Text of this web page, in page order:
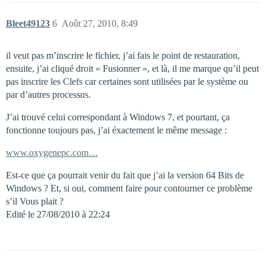
Bleet49123 Août 27, 2010, 8:49
6
il veut pas m’inscrire le fichier, j’ai fais le point de restauration,
ensuite, j’ai cliqué droit « Fusionner », et là, il me marque qu’il peut
pas inscrire les Clefs car certaines sont utilisées par le système ou
par d’autres processus.
J’ai trouvé celui correspondant à Windows 7, et pourtant, ça
fonctionne toujours pas, j’ai éxactement le même message :
www.oxygenepc.com…
Est-ce que ça pourrait venir du fait que j’ai la version 64 Bits de
Windows ? Et, si oui, comment faire pour contourner ce problème
s’il Vous plait ?
Edité le 27/08/2010 à 22:24